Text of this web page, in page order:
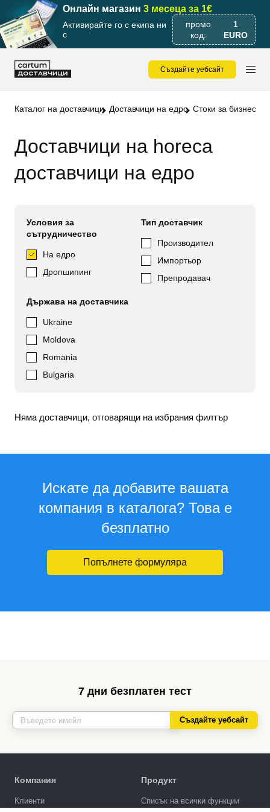
Онлайн магазин 3 месеца за 1€
Активирайте го с екипа ни
с
промо
код:
1
EURO
Създайте уебсайт
Каталог на доставчици Доставчици на едро Стоки за бизнес
Доставчици на horeca
доставчици на едро
Условия за
сътрудничество
На едро
Дропшипинг
Тип доставчик
Производител
Импортьор
Препродавач
Държава на доставчика
Ukraine
Moldova
Romania
Bulgaria
Няма доставчици, отговарящи на избрания филтър
Искате да добавите вашата
компания в каталога? Това е
безплатно
Попълнете формуляра
7 дни безплатен тест
Създайте уебсайт
Компания
Клиенти
Продукт
Списък на всички функции